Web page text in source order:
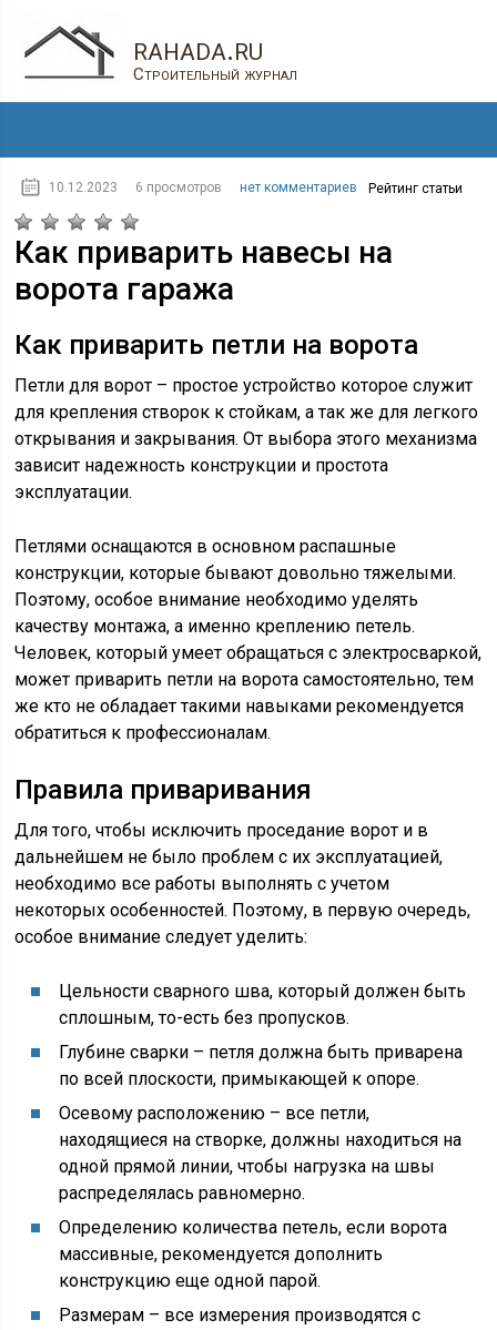
rahada.ru
Строительный журнал
10.12.2023 6 просмотров нет комментариев Рейтинг статьи
Как приварить навесы на
ворота гаража
Как приварить петли на ворота
Петли для ворот – простое устройство которое служит
для крепления створок к стойкам, а так же для легкого
открывания и закрывания. От выбора этого механизма
зависит надежность конструкции и простота
эксплуатации.
Петлями оснащаются в основном распашные
конструкции, которые бывают довольно тяжелыми.
Поэтому, особое внимание необходимо уделять
качеству монтажа, а именно креплению петель.
Человек, который умеет обращаться с электросваркой,
может приварить петли на ворота самостоятельно, тем
же кто не обладает такими навыками рекомендуется
обратиться к профессионалам.
Правила приваривания
Для того, чтобы исключить проседание ворот и в
дальнейшем не было проблем с их эксплуатацией,
необходимо все работы выполнять с учетом
некоторых особенностей. Поэтому, в первую очередь,
особое внимание следует уделить:
Цельности сварного шва, который должен быть
сплошным, то-есть без пропусков.
Глубине сварки – петля должна быть приварена
по всей плоскости, примыкающей к опоре.
Осевому расположению – все петли,
находящиеся на створке, должны находиться на
одной прямой линии, чтобы нагрузка на швы
распределялась равномерно.
Определению количества петель, если ворота
массивные, рекомендуется дополнить
конструкцию еще одной парой.
Размерам – все измерения производятся с